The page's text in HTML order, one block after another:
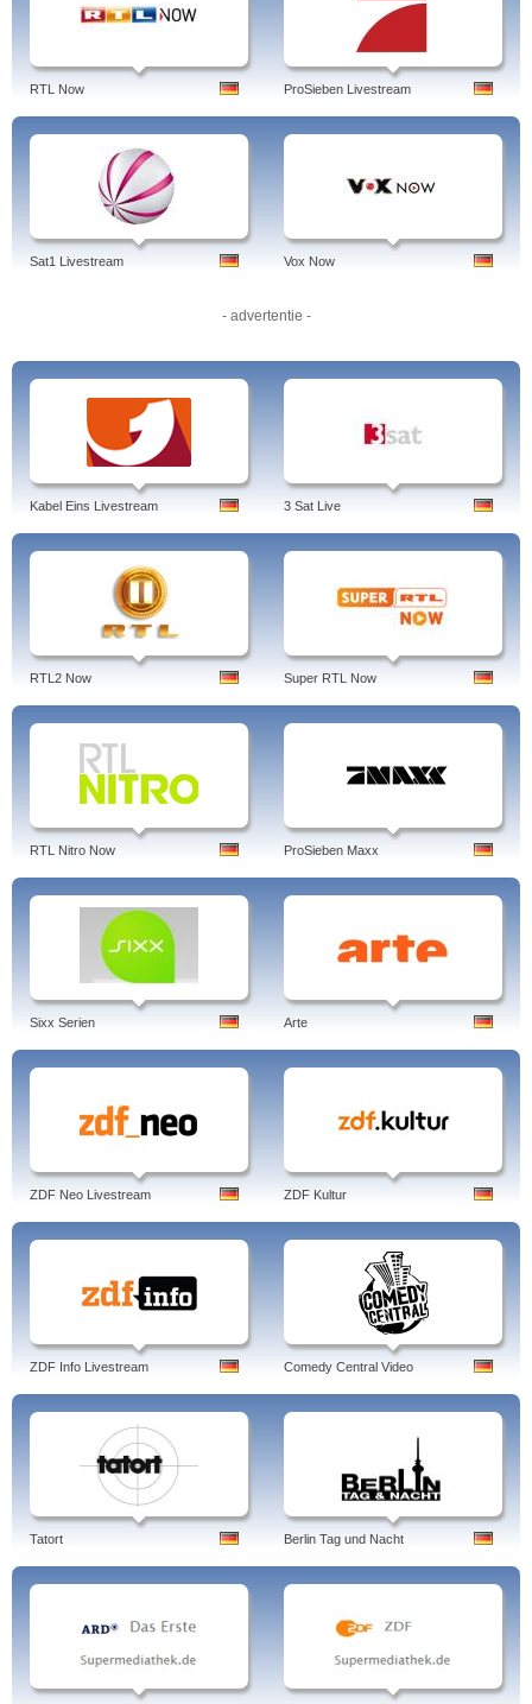
RTL Now ProSieben Livestream
Sat1 Livestream Vox Now
- advertentie -
Kabel Eins Livestream 3 Sat Live
RTL2 Now Super RTL Now
RTL Nitro Now ProSieben Maxx
Sixx Serien Arte
ZDF Neo Livestream ZDF Kultur
ZDF Info Livestream Comedy Central Video
Tatort Berlin Tag und Nacht